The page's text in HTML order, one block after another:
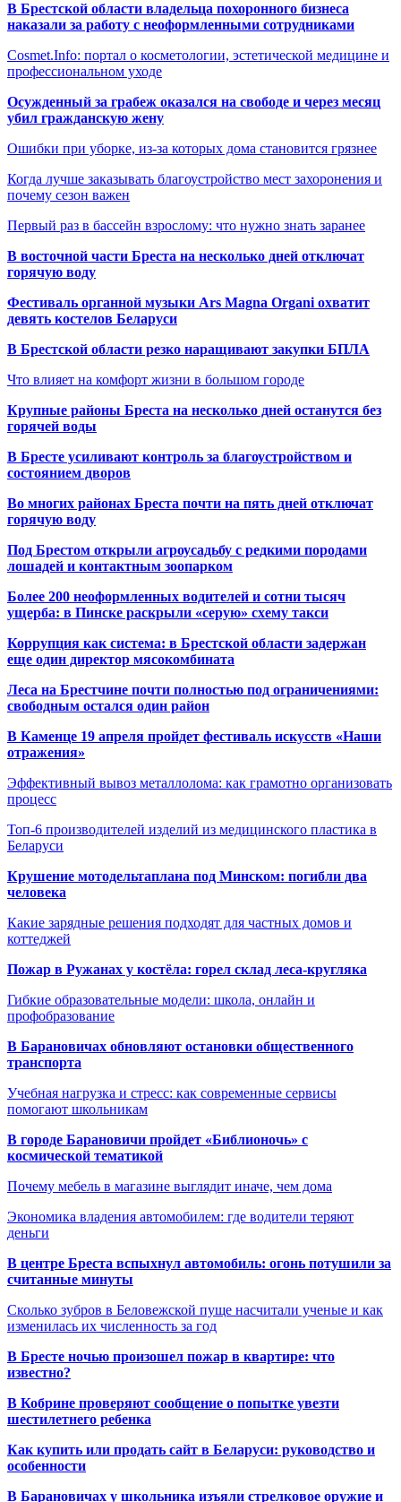
В Брестской области владельца похоронного бизнеса
наказали за работу с неоформленными сотрудниками
Cosmet.Info: портал о косметологии, эстетической медицине и
профессиональном уходе
Осужденный за грабеж оказался на свободе и через месяц
убил гражданскую жену
Ошибки при уборке, из-за которых дома становится грязнее
Когда лучше заказывать благоустройство мест захоронения и
почему сезон важен
Первый раз в бассейн взрослому: что нужно знать заранее
В восточной части Бреста на несколько дней отключат
горячую воду
Фестиваль органной музыки Ars Magna Organi охватит
девять костелов Беларуси
В Брестской области резко наращивают закупки БПЛА
Что влияет на комфорт жизни в большом городе
Крупные районы Бреста на несколько дней останутся без
горячей воды
В Бресте усиливают контроль за благоустройством и
состоянием дворов
Во многих районах Бреста почти на пять дней отключат
горячую воду
Под Брестом открыли агроусадьбу с редкими породами
лошадей и контактным зоопарком
Более 200 неоформленных водителей и сотни тысяч
ущерба: в Пинске раскрыли «серую» схему такси
Коррупция как система: в Брестской области задержан
еще один директор мясокомбината
Леса на Брестчине почти полностью под ограничениями:
свободным остался один район
В Каменце 19 апреля пройдет фестиваль искусств «Наши
отражения»
Эффективный вывоз металлолома: как грамотно организовать
процесс
Топ-6 производителей изделий из медицинского пластика в
Беларуси
Крушение мотодельтаплана под Минском: погибли два
человека
Какие зарядные решения подходят для частных домов и
коттеджей
Пожар в Ружанах у костёла: горел склад леса-кругляка
Гибкие образовательные модели: школа, онлайн и
профобразование
В Барановичах обновляют остановки общественного
транспорта
Учебная нагрузка и стресс: как современные сервисы
помогают школьникам
В городе Барановичи пройдет «Библионочь» с
космической тематикой
Почему мебель в магазине выглядит иначе, чем дома
Экономика владения автомобилем: где водители теряют
деньги
В центре Бреста вспыхнул автомобиль: огонь потушили за
считанные минуты
Сколько зубров в Беловежской пуще насчитали ученые и как
изменилась их численность за год
В Бресте ночью произошел пожар в квартире: что
известно?
В Кобрине проверяют сообщение о попытке увезти
шестилетнего ребенка
Как купить или продать сайт в Беларуси: руководство и
особенности
В Барановичах у школьника изъяли стрелковое оружие и